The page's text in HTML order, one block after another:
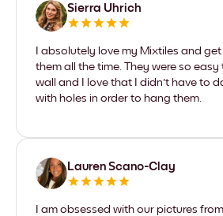
Sierra Uhrich
I absolutely love my Mixtiles and
them all the time. They were so
wall and I love that I didn't have to
with holes in order to hang them.
Lauren Scano-Clay
I am obsessed with our pictures